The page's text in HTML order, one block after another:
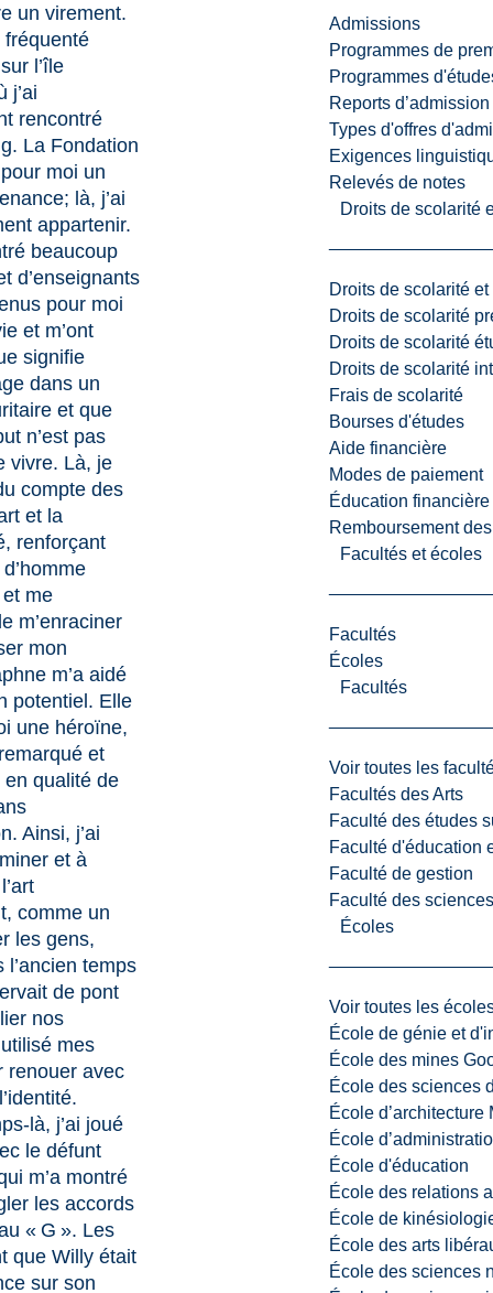
Admissions
Programmes de
Programmes
Reports d’admission
Types d'offres
Exigences
Relevés de notes
Droits de scolarité
Droits de scolarité
Droits de scolarité
Droits de scolarité
Droits de scolarité
Frais de scolarité
Bourses d'études
Aide financière
Modes de paiement
Éducation financière
Remboursement
Facultés et écoles
Facultés
Écoles
Facultés
Voir toutes les
Facultés des Arts
Faculté des études
Faculté d'éducation
Faculté de gestion
Faculté des
Écoles
Voir toutes les
École de génie et
École des mines
École des sciences
École d’architecture
École
École d'éducation
École des relations
École de
École des arts
École des sciences
un virement.
fréquenté
l’île
j’ai
rencontré
La Fondation
moi un
là, j’ai
appartenir.
beaucoup
d’enseignants
pour moi
et m’ont
signifie
dans un
et que
n’est pas
vivre. Là, je
compte des
et la
renforçant
me
m’enraciner
mon
m’a aidé
potentiel. Elle
une héroïne,
et
en qualité de
Ainsi, j’ai
et à
comme un
les gens,
l’ancien temps
de pont
nos
mes
avec
là, j’ai joué
le défunt
m’a montré
les accords
« G ». Les
que Willy était
sur son